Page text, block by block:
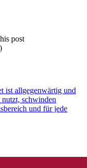
ist allgegenwärtig und
schwinden
und für jede